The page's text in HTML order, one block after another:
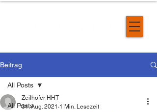
Beitrag
All Posts
All Posts
Zeilhofer HHT
31. Aug. 2021 1 Min. Lesezeit